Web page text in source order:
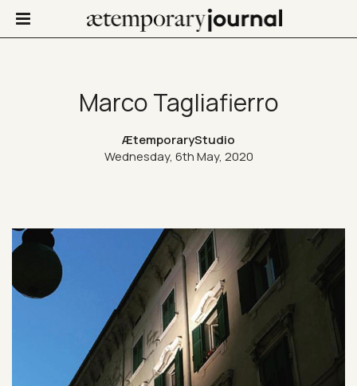
Not Only Design
Contacts
Marco Tagliafierro
ÆtemporaryStudio
Wednesday, 6th May, 2020